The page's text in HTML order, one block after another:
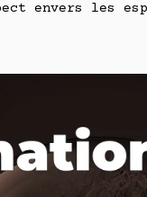
envers les